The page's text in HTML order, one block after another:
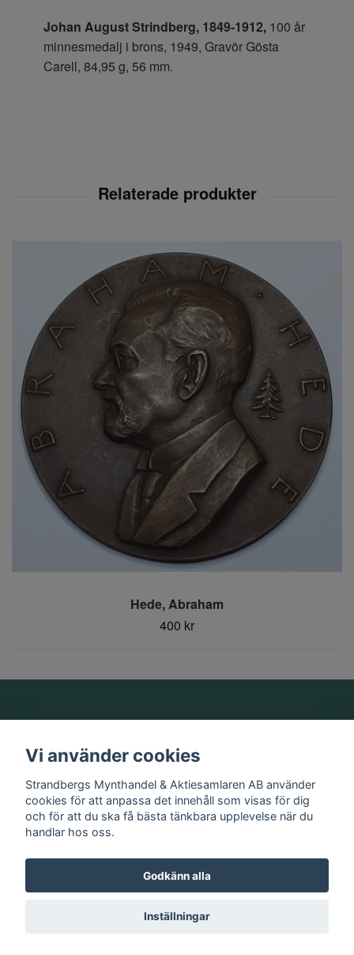
Johan August Strindberg, 1849-1912, 100 år
minnesmedalj i brons, 1949, Gravör Gösta
Carell, 84,95 g, 56 mm.
Hede, Abraham
400 kr
Information
Sociala medier
© 2026 Strandbergs Mynthandel & Aktiesamlaren AB
Vi använder cookies
Strandbergs Mynthandel & Aktiesamlaren AB använder
cookies för att anpassa det innehåll som visas för dig
och för att du ska få bästa tänkbara upplevelse när du
handlar hos oss.
Godkänn alla
Inställningar